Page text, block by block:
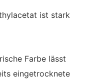
ist stark
Farbe lässt
eingetrocknete